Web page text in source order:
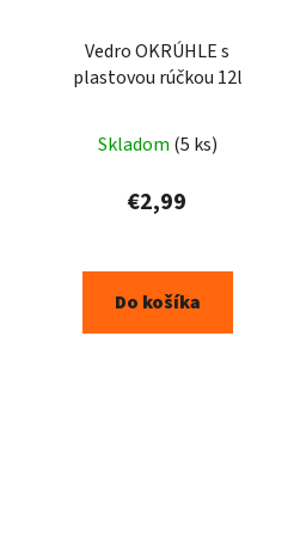
Vedro OKRÚHLE s
plastovou rúčkou 12l
Skladom (5 ks)
€2,99
Do košíka